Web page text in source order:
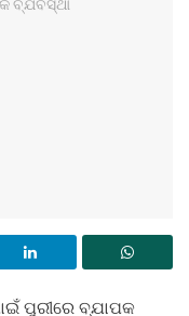
ପୁରୀରେ ବ୍ଯାପକ